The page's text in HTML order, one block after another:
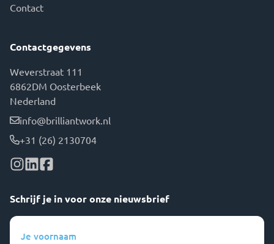
Contact
Contactgegevens
Weverstraat 111
6862DM Oosterbeek
Nederland
info@brilliantwork.nl
+31 (26) 2130704
Schrijf je in voor onze nieuwsbrief
Je
voornaam